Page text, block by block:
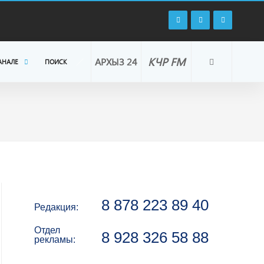
КЧР FM
АРХЫЗ 24
ПОИСК
Редакция: 8 878 223 89 40
Отдел
рекламы:
8 928 326 58 88